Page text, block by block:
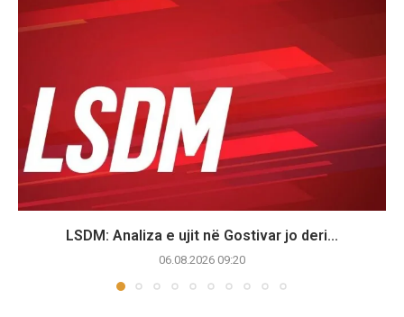
LSDM: Analiza e ujit në Gostivar jo deri...
06.08.2026 09:20